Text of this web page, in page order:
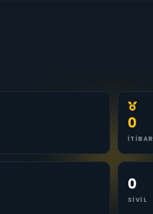
0
İTIBAR
0
SIVIL